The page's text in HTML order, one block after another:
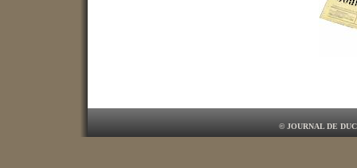
© JOURNAL DE